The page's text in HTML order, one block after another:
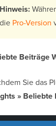
Hinweis:
die Pro-Version
Beiträge
Sie das
» Beliebte